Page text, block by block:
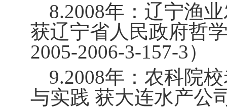
8.2008年：辽宁渔
获辽宁省人民政府哲
2005-2006-3-157-3）
9.2008年：农科院
与实践 获大连水产公